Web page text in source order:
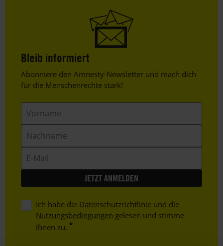
Bleib informiert
Header
Text
Abonniere den Amnesty-Newsletter und mach dich
für die Menschenrechte stark!
Mail
Ich habe die Datenschutzrichtlinie und die
Nutzungsbedingungen gelesen und stimme
ihnen zu.